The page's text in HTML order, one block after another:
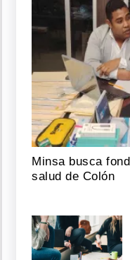
Minsa busca
salud de Colón